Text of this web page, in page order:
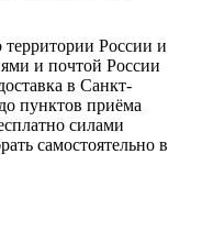
территории России и
и почтой России
в Санкт-
пунктов приёма
силами
самостоятельно в